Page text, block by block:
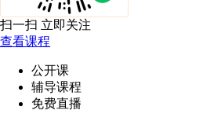
扫一扫 立即关注
查看课程
公开课
辅导课程
免费直播